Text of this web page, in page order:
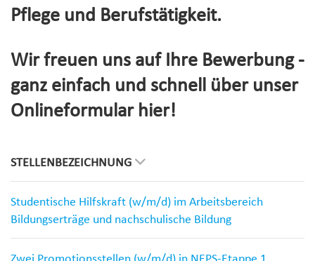
Pflege und Berufstätigkeit.
Wir freuen uns auf Ihre Bewerbung -
ganz einfach und schnell über unser
Onlineformular hier!
STELLENBEZEICHNUNG
Studentische Hilfskraft (w/m/d) im Arbeitsbereich
Bildungserträge und nachschulische Bildung
Zwei Promotionsstellen (w/m/d) in NEPS-Etappe 1